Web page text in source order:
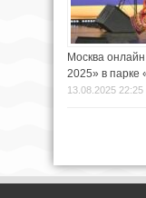
Москва
2025» в парке
13.08.2025 22:25